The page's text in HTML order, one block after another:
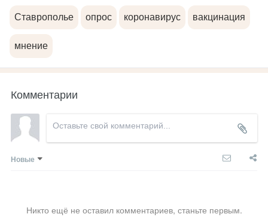
Ставрополье опрос коронавирус вакцинация
мнение
Комментарии
Новые
Никто ещё не оставил комментариев, станьте первым.